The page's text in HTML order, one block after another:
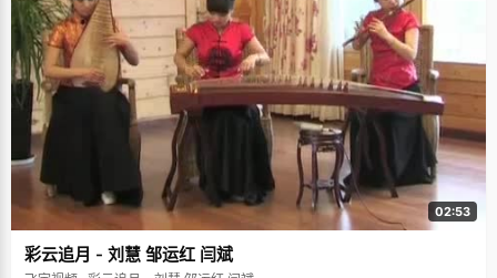
02:53
彩云追月 - 刘慧 邹运红 闫斌